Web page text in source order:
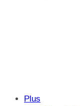
Plus